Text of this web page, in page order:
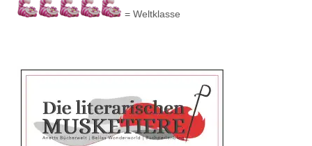
= Weltklasse